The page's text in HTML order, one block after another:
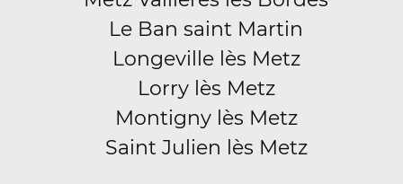
Le Ban saint Martin
Longeville lès Metz
Lorry lès Metz
Montigny lès Metz
Saint Julien lès Metz